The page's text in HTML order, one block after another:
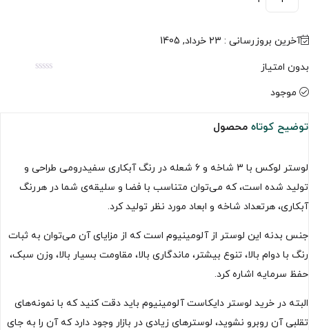
آخرین بروزرسانی : 23 خرداد, 1405
بدون امتیاز
موجود
توضیح کوتاه محصول
لوستر لوکس با 3 شاخه و 6 شعله در رنگ آبکاری سفیدرومی طراحی و
تولید شده است، که می‌توان متناسب با فضا و سلیقه‌ی شما در هررنگ
آبکاری، هرتعداد شاخه و ابعاد مورد نظر تولید کرد.
جنس بدنه این لوستر از آلومینیوم است که از مزایای آن می‌توان به ثبات
رنگ با دوام بالا، تنوع بیشتر، ماندگاری بالا، مقاومت بسیار بالا، وزن سبک،
حفظ سرمایه اشاره کرد.
البته در خرید لوستر دایکاست آلومینیوم باید دقت کنید که با نمونه‌های
تقلبی آن روبرو نشوید، لوسترهای زیادی در بازار وجود دارد که آن را به جای